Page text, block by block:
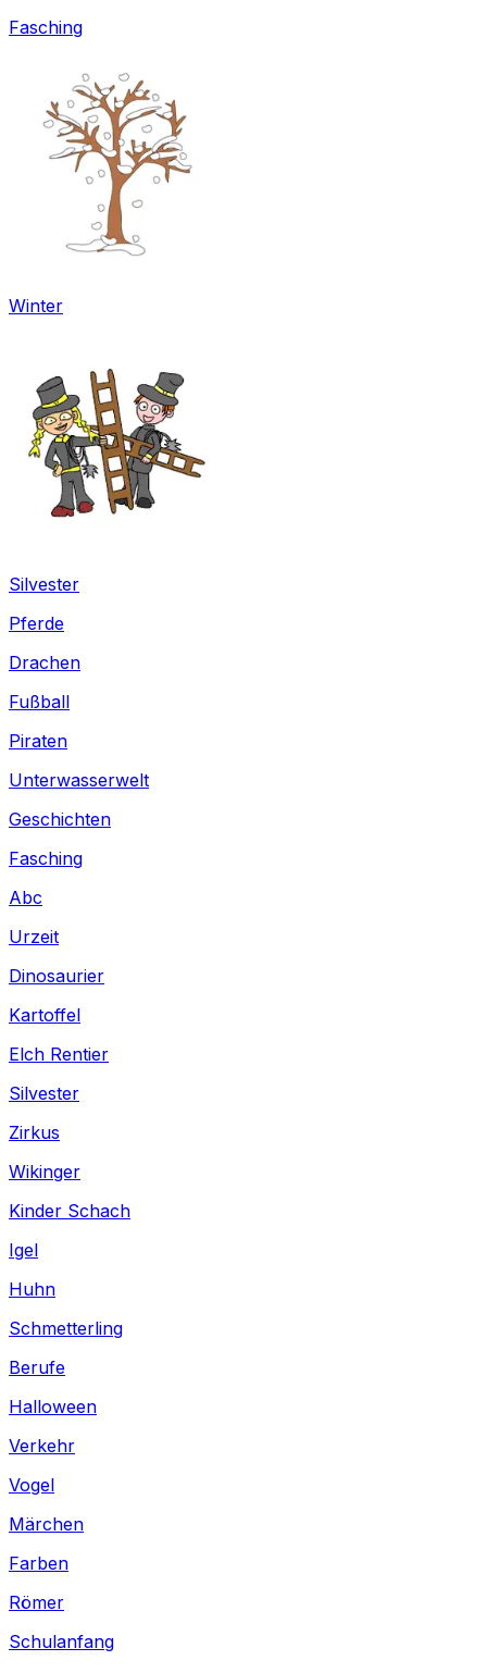
Fasching
Winter
Silvester
Pferde
Drachen
Fußball
Piraten
Unterwasserwelt
Geschichten
Fasching
Abc
Urzeit
Dinosaurier
Kartoffel
Elch Rentier
Silvester
Zirkus
Wikinger
Kinder Schach
Igel
Huhn
Schmetterling
Berufe
Halloween
Verkehr
Vogel
Märchen
Farben
Römer
Schulanfang